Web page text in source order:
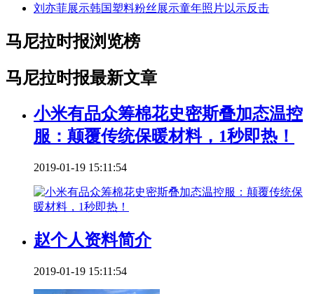
刘亦菲展示韩国塑料粉丝展示童年照片以示反击
马尼拉时报浏览榜
马尼拉时报最新文章
小米有品众筹棉花史密斯叠加态温控
服：颠覆传统保暖材料，1秒即热！
2019-01-19 15:11:54
赵个人资料简介
2019-01-19 15:11:54